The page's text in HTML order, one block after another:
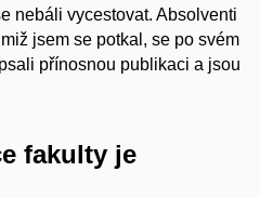
nebáli vycestovat. Absolventi
jsem se potkal, se po svém
přínosnou publikaci a jsou
fakulty je